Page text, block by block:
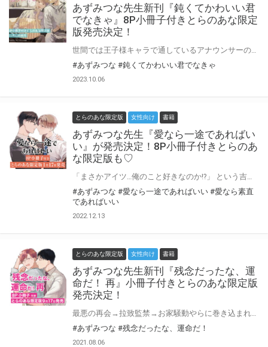
あずみつな先生新刊『鈍くてかわいい君
でなきゃ』8P小冊子付きとらのあな限定
版発売決定！
#あずみつな #鈍くてかわいい君でなきゃ
2023.10.06
とらのあな限定版 女性向け 書籍
あずみつな先生『愛なら一途であればい
い』が発売決定！8P小冊子付きとらのあ
な限定版も♡
#あずみつな #愛なら一途であればいい #愛なら素直
であればいい
2022.12.13
とらのあな限定版 女性向け 書籍
あずみつな先生新刊『残念だったな、運
命だ！ 再』小冊子付きとらのあな限定版
発売決定！
#あずみつな #残念だったな、運命だ！
2021.08.06